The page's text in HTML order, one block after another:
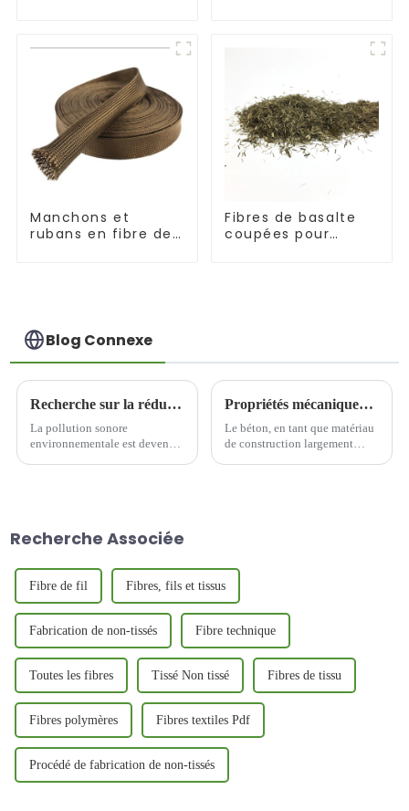
Manchons et
rubans en fibre de
Fibres de basalte
coupées pour
Blog Connexe
Recherche sur la réduction du bruit des compresseurs à fréquence variable à l'aide d'un composite en feutre de fibre de basalte
La pollution sonore
environnementale est devenue
variable) étant un contributeur
Propriétés mécaniques du béton à base de fibres de basalte hachées
Le béton, en tant que matériau
de construction largement
Recherche Associée
Fibre de fil Fibres, fils et tissus
Fabrication de non-tissés Fibre technique
Toutes les fibres Tissé Non tissé Fibres de tissu
Fibres polymères Fibres textiles Pdf
Procédé de fabrication de non-tissés